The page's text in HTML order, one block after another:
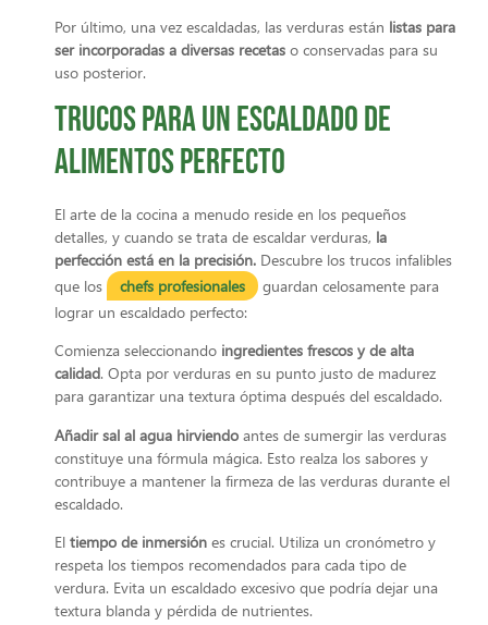
Por último, una vez escaldadas, las verduras están listas para
ser incorporadas a diversas recetas o conservadas para su
uso posterior.
Trucos para un escaldado de
alimentos perfecto
El arte de la cocina a menudo reside en los pequeños
detalles, y cuando se trata de escaldar verduras, la
perfección está en la precisión. Descubre los trucos infalibles
que los
chefs profesionales
guardan celosamente para
lograr un escaldado perfecto:
Comienza seleccionando ingredientes frescos y de alta
calidad. Opta por verduras en su punto justo de madurez
para garantizar una textura óptima después del escaldado.
Añadir sal al agua hirviendo antes de sumergir las verduras
constituye una fórmula mágica. Esto realza los sabores y
contribuye a mantener la firmeza de las verduras durante el
escaldado.
El tiempo de inmersión es crucial. Utiliza un cronómetro y
respeta los tiempos recomendados para cada tipo de
verdura. Evita un escaldado excesivo que podría dejar una
textura blanda y pérdida de nutrientes.